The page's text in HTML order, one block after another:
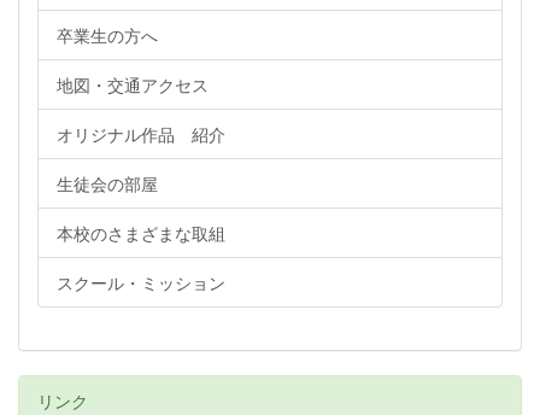
卒業生の方へ
地図・交通アクセス
オリジナル作品 紹介
生徒会の部屋
本校のさまざまな取組
スクール・ミッション
リンク